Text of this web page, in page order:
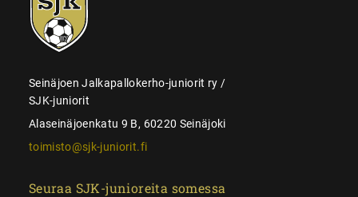
juniorit
Seinäjoen Jalkapallokerho-juniorit ry /
SJK-juniorit
Alaseinäjoenkatu 9 B, 60220 Seinäjoki
toimisto@sjk-juniorit.fi
Seuraa SJK-junioreita somessa